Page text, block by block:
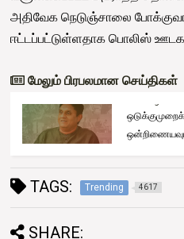
அதிவேக நெடுஞ்சாலை
ஈட்டப்பட்டுள்ளதாக பொலிஸ் ஊடகப்
மேலும் பிரபலமான செய்திகள்
TAGS: Trending 4617
SHARE: